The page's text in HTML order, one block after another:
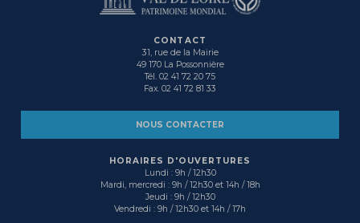
CONTACT
31, rue de la Mairie
49 170 La Possonnière
Tél. 02 41 72 20 75
Fax. 02 41 72 81 33
NOUS CONTACTER
HORAIRES D'OUVERTURES
Lundi : 9h / 12h30
Mardi, mercredi : 9h / 12h30 et 14h / 18h
Jeudi : 9h / 12h30
Vendredi : 9h / 12h30 et 14h / 17h